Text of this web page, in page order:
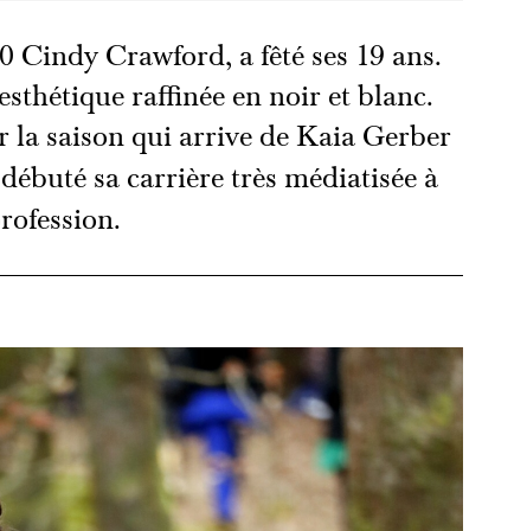
Crawford, a fêté ses 19 ans.
raffinée en noir et blanc.
saison qui arrive de Kaia Gerber
sa carrière très médiatisée à